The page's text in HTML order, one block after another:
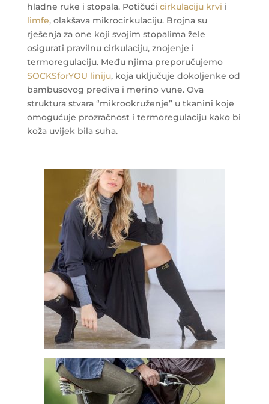
hladne ruke i stopala. Potičući cirkulaciju krvi i
limfe, olakšava mikrocirkulaciju. Brojna su
rješenja za one koji svojim stopalima žele
osigurati pravilnu cirkulaciju, znojenje i
termoregulaciju. Među njima preporučujemo
SOCKSforYOU liniju, koja uključuje dokoljenke od
bambusovog prediva i merino vune. Ova
struktura stvara “mikrookruženje” u tkanini koje
omogućuje prozračnost i termoregulaciju kako bi
koža uvijek bila suha.